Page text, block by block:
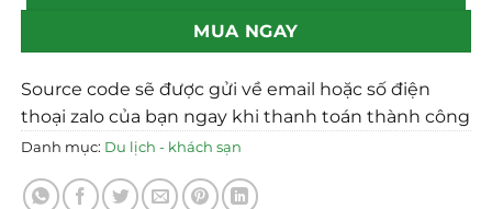
MUA NGAY
Source code sẽ được gửi về email hoặc số điện
thoại zalo của bạn ngay khi thanh toán thành công
Danh mục: Du lịch - khách sạn